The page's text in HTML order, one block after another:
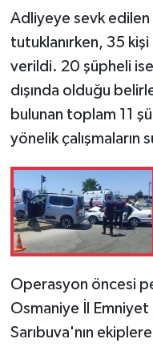
Adliyeye sevk
tutuklanırken, 35 kişi
verildi. 20 şüpheli ise
dışında olduğu
bulunan toplam 11
yönelik çalışmaların
Operasyon öncesi
Osmaniye İl
Sarıbuva'nın